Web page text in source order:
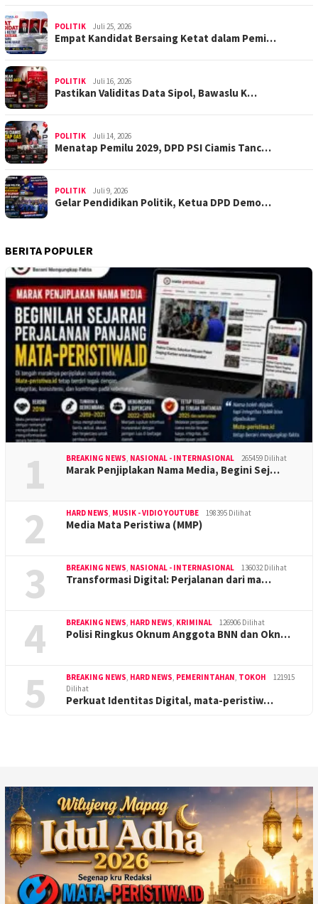
POLITIK Juli 25, 2026
Empat Kandidat Bersaing Ketat dalam Pemi…
POLITIK Juli 16, 2026
Pastikan Validitas Data Sipol, Bawaslu K…
POLITIK Juli 14, 2026
Menatap Pemilu 2029, DPD PSI Ciamis Tanc…
POLITIK Juli 9, 2026
Gelar Pendidikan Politik, Ketua DPD Demo…
BERITA POPULER
1 BREAKING NEWS NASIONAL - INTERNASIONAL 265459 Dilihat
Marak Penjiplakan Nama Media, Begini Sej…
2 HARD NEWS MUSIK - VIDIO YOUTUBE 198395 Dilihat
Media Mata Peristiwa (MMP)
3 BREAKING NEWS NASIONAL - INTERNASIONAL 136032 Dilihat
Transformasi Digital: Perjalanan dari ma…
4 BREAKING NEWS HARD NEWS KRIMINAL 126906 Dilihat
Polisi Ringkus Oknum Anggota BNN dan Okn…
5 BREAKING NEWS HARD NEWS PEMERINTAHAN TOKOH
121915
Dilihat
Perkuat Identitas Digital, mata-peristiw…